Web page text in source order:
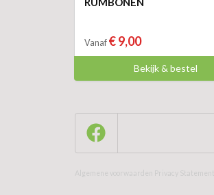
Vanaf € 9,00
Bekijk & bestel
Algemene voorwaarden Privacy Statement